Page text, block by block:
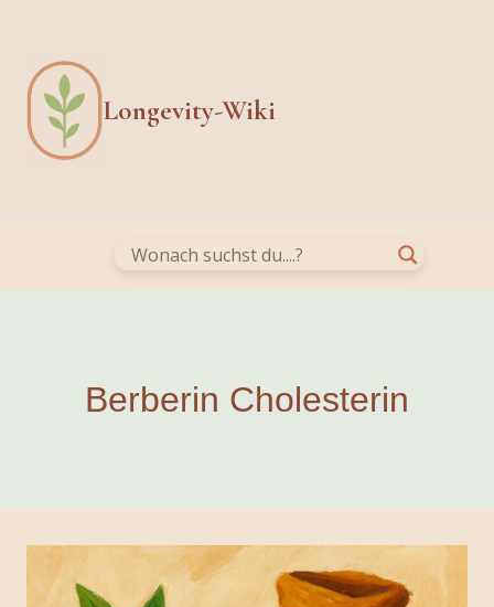
content
Longevity-Wiki
Berberin Cholesterin